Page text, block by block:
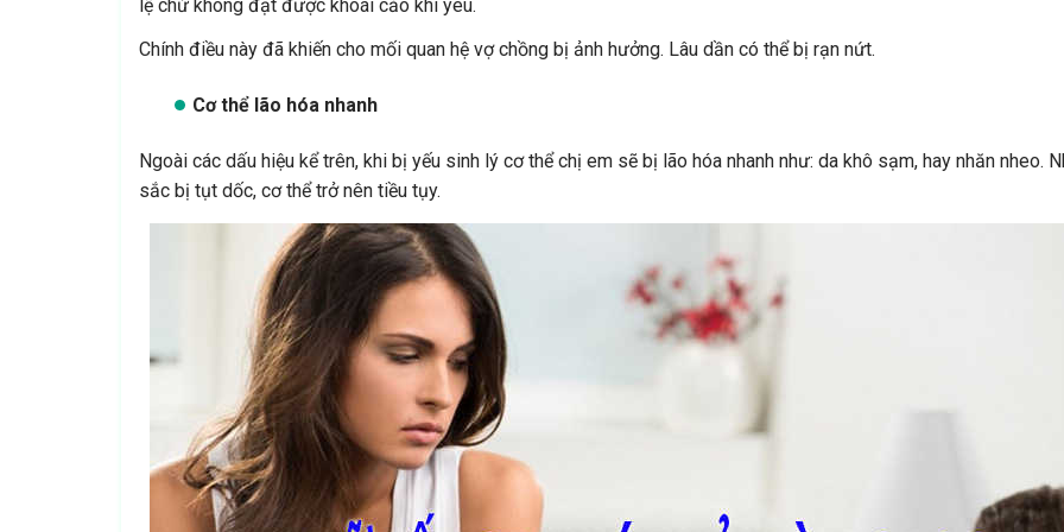
lệ chứ không đạt được khoái cảo khi yêu.
Chính điều này đã khiến cho mối quan hệ vợ chồng bị ảnh hưởng. Lâu dần có thể bị rạn nứt.
Cơ thể lão hóa nhanh
Ngoài các dấu hiệu kể trên, khi bị yếu sinh lý cơ thể chị em sẽ bị lão hóa nhanh như: da khô sạm, hay nhăn nheo.
sắc bị tụt dốc, cơ thể trở nên tiều tụy.